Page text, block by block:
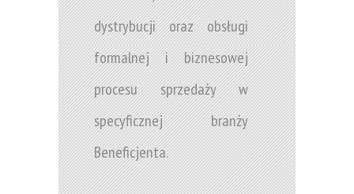
dystrybucji oraz obsługi
formalnej i biznesowej
procesu sprzedaży w
specyficznej branży
Beneficjenta.